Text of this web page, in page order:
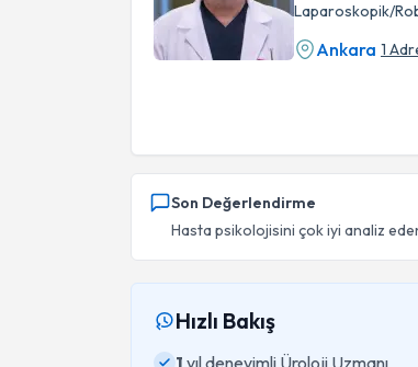
Laparoskopik/
Ankara 1
Son Değerlendirme
Hasta psikolojisini çok iyi analiz
Hızlı Bakış
1 yıl deneyimli Üroloji Uzmanı